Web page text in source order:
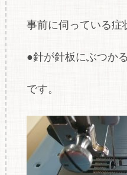
事前に伺っている症
●針が針板にぶつかる
です。